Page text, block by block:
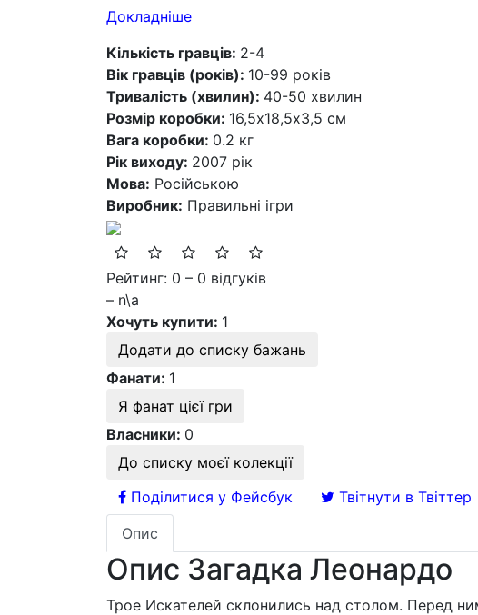
Докладніше
Кількість гравців: 2-4
Вік гравців (років): 10-99 років
Тривалість (хвилин): 40-50 хвилин
Розмір коробки: 16,5х18,5х3,5 см
Вага коробки: 0.2 кг
Рік виходу: 2007 рік
Мова: Російською
Виробник: Правильні ігри
Рейтинг: 0 – 0 відгуків
– n\a
Хочуть купити: 1
Додати до списку бажань
Фанати: 1
Я фанат цієї гри
Власники: 0
До списку моєї колекції
Поділитися у Фейсбук
Твітнути в Твіттер
Опис
Опис Загадка Леонардо
Трое Искателей склонились над столом. Перед